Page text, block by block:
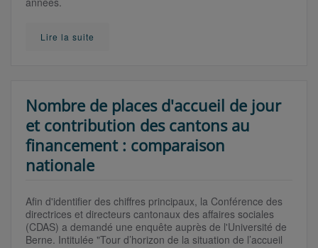
Lire la suite
Nombre de places d'accueil de jour
et contribution des cantons au
financement : comparaison
nationale
Afin d'identifier des chiffres principaux, la Conférence des
directrices et directeurs cantonaux des affaires sociales
(CDAS) a demandé une enquête auprès de l'Université de
Berne. Intitulée "Tour d’horizon de la situation de l’accueil